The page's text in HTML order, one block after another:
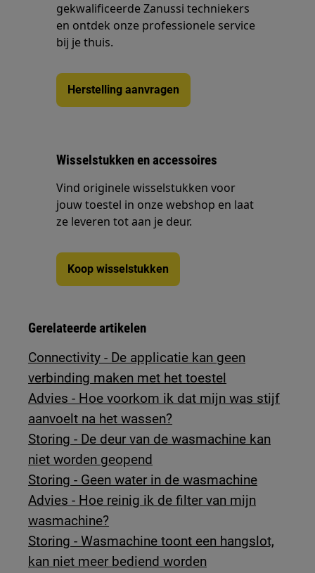
gekwalificeerde Zanussi techniekers
en ontdek onze professionele service
bij je thuis.
Herstelling aanvragen
Wisselstukken en accessoires
Vind originele wisselstukken voor
jouw toestel in onze webshop en laat
ze leveren tot aan je deur.
Koop wisselstukken
Gerelateerde artikelen
Connectivity - De applicatie kan geen
verbinding maken met het toestel
Advies - Hoe voorkom ik dat mijn was stijf
aanvoelt na het wassen?
Storing - De deur van de wasmachine kan
niet worden geopend
Storing - Geen water in de wasmachine
Advies - Hoe reinig ik de filter van mijn
wasmachine?
Storing - Wasmachine toont een hangslot,
kan niet meer bediend worden